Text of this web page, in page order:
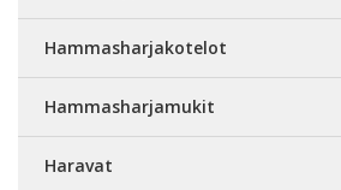
Hammasharjakotelot
Hammasharjamukit
Haravat